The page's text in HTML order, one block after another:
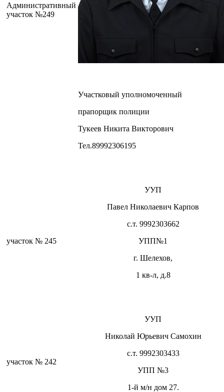
Административный
участок №249
Участковый уполномоченный
прапорщик полиции
Тукеев Никита Викторович
Тел.89992306195
участок № 245
УУП
Павел Николаевич Карпов
с.т. 9992303662
УПП№1
г. Шелехов,
1 кв-л, д.8
участок № 242
УУП
Николай Юрьевич Самохин
с.т. 9992303433
УПП №3
1-й м/н дом 27.